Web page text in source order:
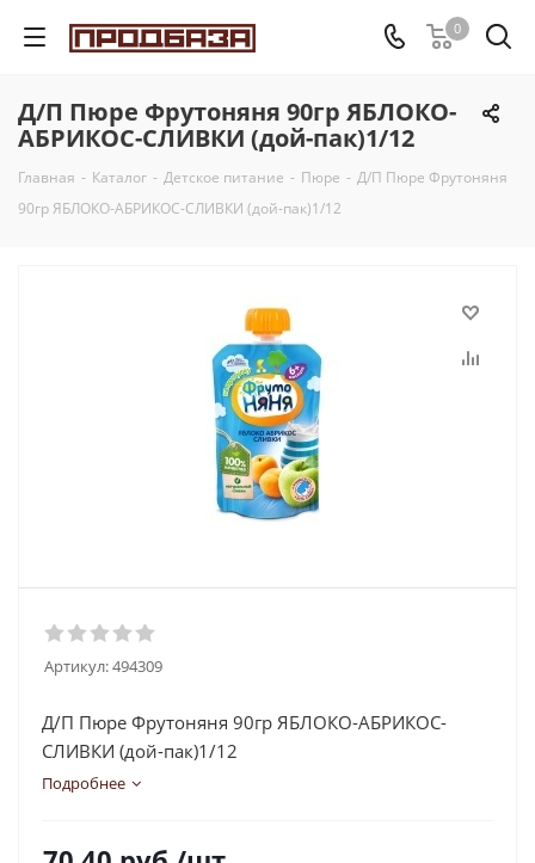
0
Д/П Пюре Фрутоняня 90гр ЯБЛОКО-
АБРИКОС-СЛИВКИ (дой-пак)1/12
Главная - Каталог - Детское питание - Пюре - Д/П Пюре Фрутоняня
90гр ЯБЛОКО-АБРИКОС-СЛИВКИ (дой-пак)1/12
Артикул:494309
Д/П Пюре Фрутоняня 90гр ЯБЛОКО-АБРИКОС-
СЛИВКИ (дой-пак)1/12
Подробнее